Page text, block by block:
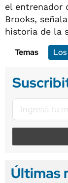
el entrenador
Brooks,
historia de la
Temas
Últimas